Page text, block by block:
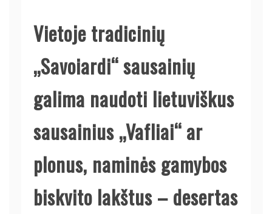
Vietoje tradicinių
„Savoiardi“ sausainių
galima naudoti lietuviškus
sausainius „Vafliai“ ar
plonus, naminės gamybos
biskvito lakštus – desertas